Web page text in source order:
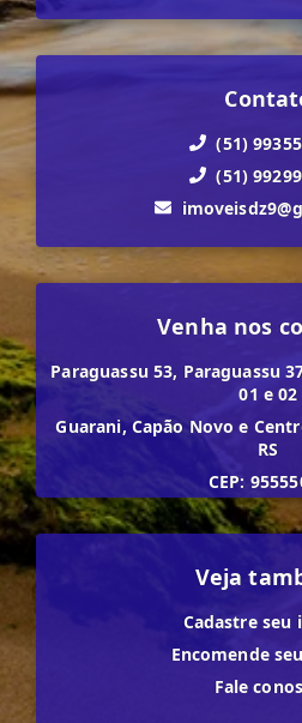
(51)
(51)
Venha nos
Paraguassu 53, Paraguassu
01 e 02
Guarani, Capão Novo e
RS
CEP:
Veja
Cadastre seu
Encomende
Fale